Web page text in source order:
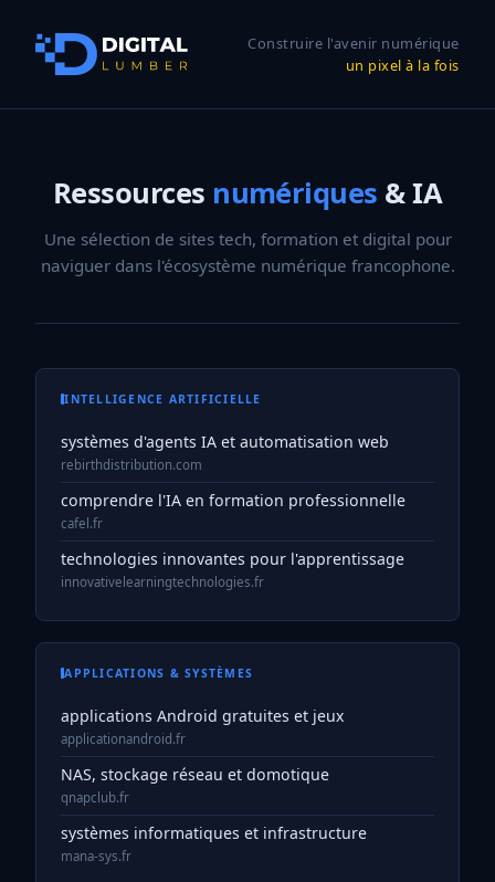
Construire l'avenir numérique
un pixel à la fois
Ressources numériques & IA
Une sélection de sites tech, formation et digital pour
naviguer dans l'écosystème numérique francophone.
INTELLIGENCE ARTIFICIELLE
systèmes d'agents IA et automatisation web
rebirthdistribution.com
comprendre l'IA en formation professionnelle
cafel.fr
technologies innovantes pour l'apprentissage
innovativelearningtechnologies.fr
APPLICATIONS & SYSTÈMES
applications Android gratuites et jeux
applicationandroid.fr
NAS, stockage réseau et domotique
qnapclub.fr
systèmes informatiques et infrastructure
mana-sys.fr